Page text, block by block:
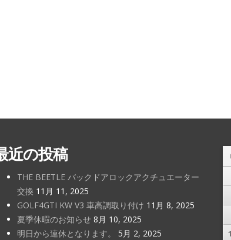
近の投稿
THE BEETLE バックドアロックアクチュエーター
交換 11月 11, 2025
GOLF4GTI KW V3 車高調取り付け 11月 8, 2025
夏季休暇のお知らせ 8月 10, 2025
明日から連休となります。
5月 2, 2025